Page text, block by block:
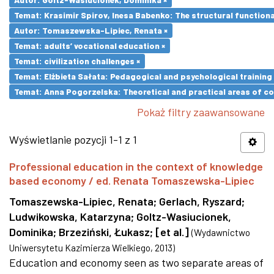
Temat: Krasimir Spirov, Inesa Babenko: The structural
Autor: Tomaszewska-Lipiec, Renata ×
Temat: adults’ vocational education ×
Temat: civilization challenges ×
Temat: Elżbieta Sałata: Pedagogical and psychological
Temat: Anna Pogorzelska: Theoretical and practical areas of
Pokaż filtry zaawansowane
Wyświetlanie pozycji 1-1 z 1
Professional education in the context of knowledge
based economy / ed. Renata Tomaszewska-Lipiec
Tomaszewska-Lipiec, Renata; Gerlach, Ryszard;
Ludwikowska, Katarzyna; Goltz-Wasiucionek,
Dominika; Brzeziński, Łukasz; [et al.] (Wydawnictwo
Uniwersytetu Kazimierza Wielkiego, 2013)
Education and economy seen as two separate areas of